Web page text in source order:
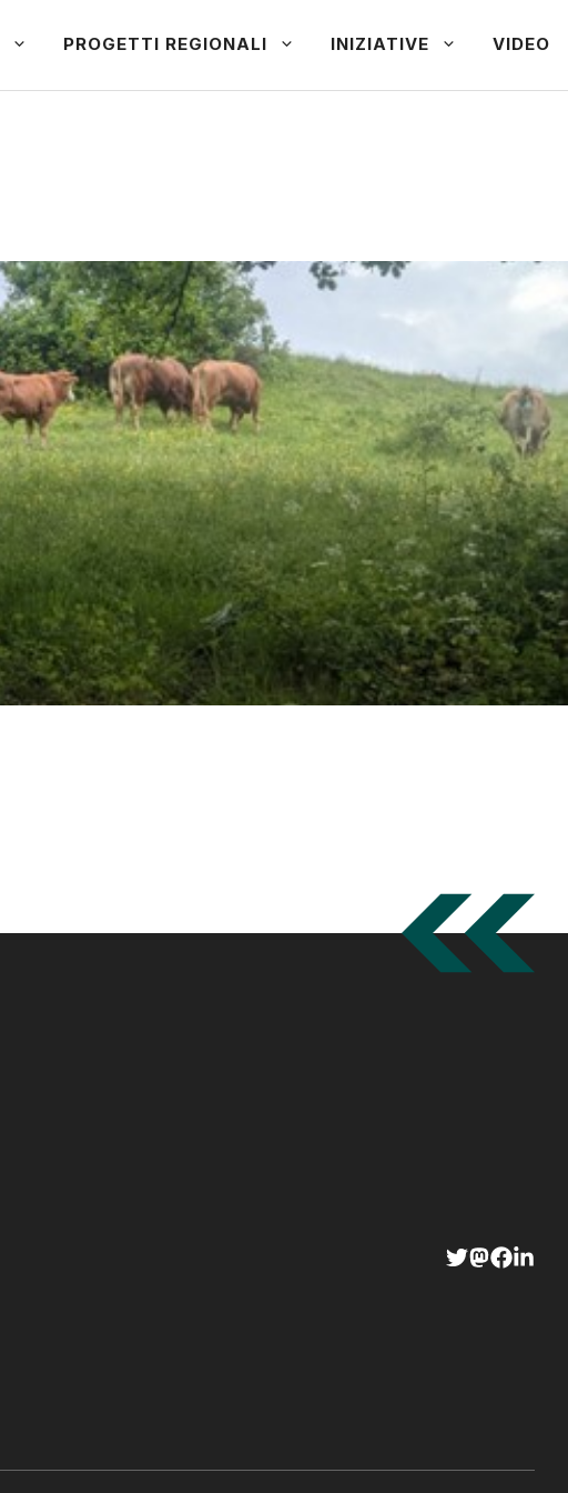
PROGETTI REGIONALI INIZIATIVE VIDEO